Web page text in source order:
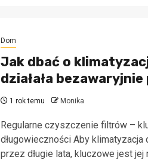
Dom
Jak dbać o
działała
1 rok temu Monika
Regularne czyszczenie filtrów –
długowieczności Aby klimatyzacja
przez długie lata, kluczowe jest